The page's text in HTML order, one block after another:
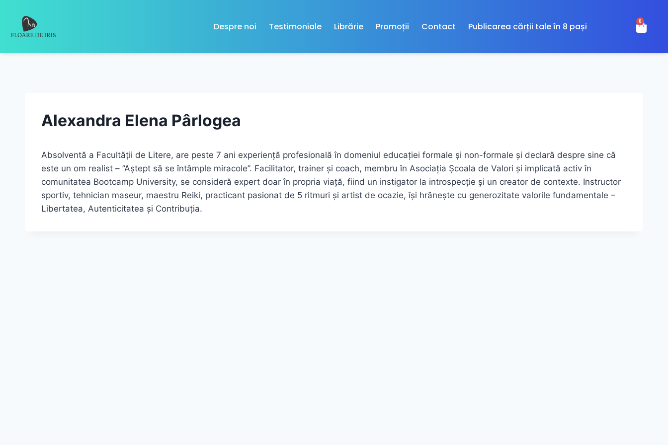
Despre noi Testimoniale Librărie Promoții Contact Publicarea cărții tale în 8 pași 0
Alexandra Elena Pârlogea
Absolventă a Facultății de Litere, are peste 7 ani experiență profesională în domeniul educației formale și non-formale și declară despre sine că
este un om realist – ”Aștept să se întâmple miracole”. Facilitator, trainer și coach, membru în Asociația Școala de Valori și implicată activ în
comunitatea Bootcamp University, se consideră expert doar în propria viață, fiind un instigator la introspecție și un creator de contexte. Instructor
sportiv, tehnician maseur, maestru Reiki, practicant pasionat de 5 ritmuri și artist de ocazie, își hrănește cu generozitate valorile fundamentale –
Libertatea, Autenticitatea și Contribuția.